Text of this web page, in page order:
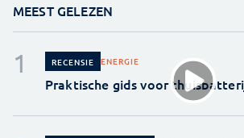
MEEST GELEZEN
RECENSIE ENERGIE
Praktische gids voor